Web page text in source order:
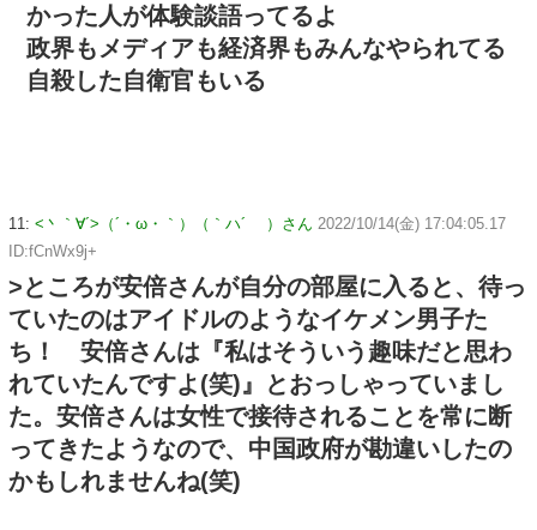
かった人が体験談語ってるよ
政界もメディアも経済界もみんなやられてる
自殺した自衛官もいる
11: <丶｀∀´>（´・ω・｀）（｀ハ´ ）さん 2022/10/14(金) 17:04:05.17
ID:fCnWx9j+
>ところが安倍さんが自分の部屋に入ると、待っ
ていたのはアイドルのようなイケメン男子た
ち！ 安倍さんは『私はそういう趣味だと思わ
れていたんですよ(笑)』とおっしゃっていまし
た。安倍さんは女性で接待されることを常に断
ってきたようなので、中国政府が勘違いしたの
かもしれませんね(笑)